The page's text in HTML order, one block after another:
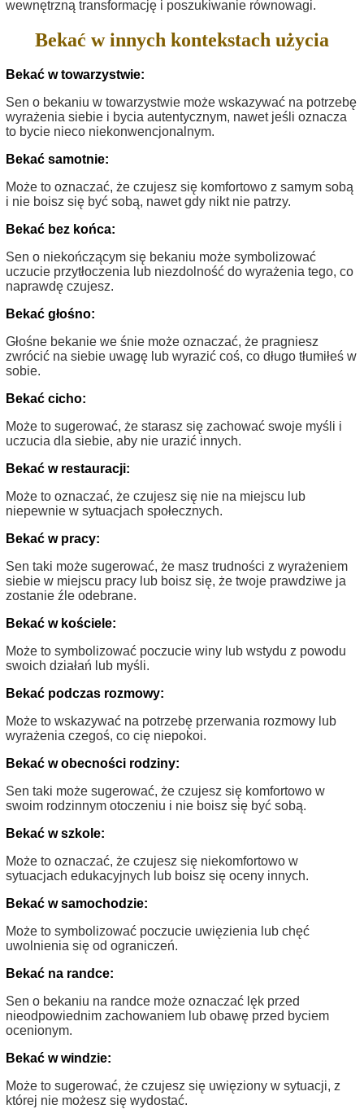
wewnętrzną transformację i poszukiwanie równowagi.
Bekać w innych kontekstach użycia
Bekać w towarzystwie:
Sen o bekaniu w towarzystwie może wskazywać na potrzebę
wyrażenia siebie i bycia autentycznym, nawet jeśli oznacza
to bycie nieco niekonwencjonalnym.
Bekać samotnie:
Może to oznaczać, że czujesz się komfortowo z samym sobą
i nie boisz się być sobą, nawet gdy nikt nie patrzy.
Bekać bez końca:
Sen o niekończącym się bekaniu może symbolizować
uczucie przytłoczenia lub niezdolność do wyrażenia tego, co
naprawdę czujesz.
Bekać głośno:
Głośne bekanie we śnie może oznaczać, że pragniesz
zwrócić na siebie uwagę lub wyrazić coś, co długo tłumiłeś w
sobie.
Bekać cicho:
Może to sugerować, że starasz się zachować swoje myśli i
uczucia dla siebie, aby nie urazić innych.
Bekać w restauracji:
Może to oznaczać, że czujesz się nie na miejscu lub
niepewnie w sytuacjach społecznych.
Bekać w pracy:
Sen taki może sugerować, że masz trudności z wyrażeniem
siebie w miejscu pracy lub boisz się, że twoje prawdziwe ja
zostanie źle odebrane.
Bekać w kościele:
Może to symbolizować poczucie winy lub wstydu z powodu
swoich działań lub myśli.
Bekać podczas rozmowy:
Może to wskazywać na potrzebę przerwania rozmowy lub
wyrażenia czegoś, co cię niepokoi.
Bekać w obecności rodziny:
Sen taki może sugerować, że czujesz się komfortowo w
swoim rodzinnym otoczeniu i nie boisz się być sobą.
Bekać w szkole:
Może to oznaczać, że czujesz się niekomfortowo w
sytuacjach edukacyjnych lub boisz się oceny innych.
Bekać w samochodzie:
Może to symbolizować poczucie uwięzienia lub chęć
uwolnienia się od ograniczeń.
Bekać na randce:
Sen o bekaniu na randce może oznaczać lęk przed
nieodpowiednim zachowaniem lub obawę przed byciem
ocenionym.
Bekać w windzie:
Może to sugerować, że czujesz się uwięziony w sytuacji, z
której nie możesz się wydostać.